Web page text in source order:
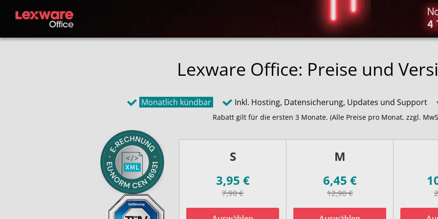
4
Lexware Office: Preise und
Monatlich kündbar Inkl. Hosting, Datensicherung, Updates und Support
Rabatt gilt für die ersten 3 Monate. (Alle Preise pro Monat, zzgl.
S
3,95 €
7,90€
M
6,45 €
12,90€